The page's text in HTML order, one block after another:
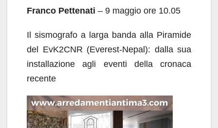
Franco Pettenati – 9 maggio ore 10.05
Il sismografo a larga banda alla Piramide
del EvK2CNR (Everest-Nepal): dalla sua
installazione agli eventi della cronaca
recente